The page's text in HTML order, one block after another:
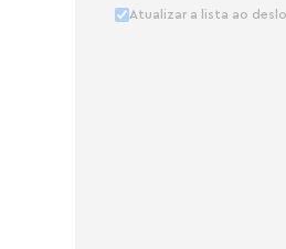
Atualizar a lista ao